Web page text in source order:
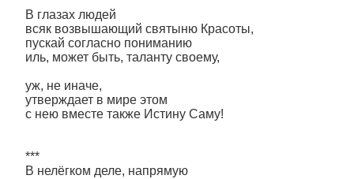
В глазах людей
всяк возвышающий святыню Красоты,
пускай согласно пониманию
иль, может быть, таланту своему,
уж, не иначе,
утверждает в мире этом
с нею вместе также Истину Саму!
***
В нелёгком деле, напрямую